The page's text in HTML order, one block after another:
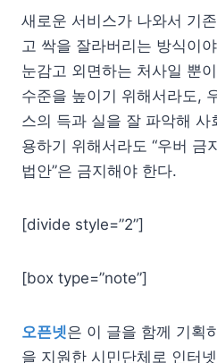
새로운 서비스가 나와서 기
고 싹을 잘라버리는 방식이
눈감고 외면하는 처사일 뿐
수준을 높이기 위해서라도,
스의 득과 실을 잘 파악해 사
용하기 위해서라도 “우버 금
법안”은 금지해야 한다.
[divide style=”2”]
[box type=”note”]
오픈넷은 이 글을 함께 기획
을 지원한 시민단체로 인터넷